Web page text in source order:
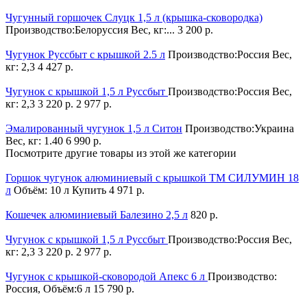
Чугунный горшочек Слуцк 1,5 л (крышка-сковородка)
Производство:Белоруссия Вес, кг:... 3 200 р.
Чугунок Руссбыт с крышкой 2.5 л Производство:Россия Вес,
кг: 2,3 4 427 р.
Чугунок с крышкой 1,5 л Руссбыт Производство:Россия Вес,
кг: 2,3 3 220 р. 2 977 р.
Эмалированный чугунок 1,5 л Ситон Производство:Украина
Вес, кг: 1.40 6 990 р.
Посмотрите другие товары из этой же категории
Горшок чугунок алюминиевый с крышкой ТМ СИЛУМИН 18
л Объём: 10 л Купить 4 971 р.
Кошечек алюминиевый Балезино 2,5 л 820 р.
Чугунок с крышкой 1,5 л Руссбыт Производство:Россия Вес,
кг: 2,3 3 220 р. 2 977 р.
Чугунок с крышкой-сковородой Апекс 6 л Производство:
Россия, Объём:6 л 15 790 р.